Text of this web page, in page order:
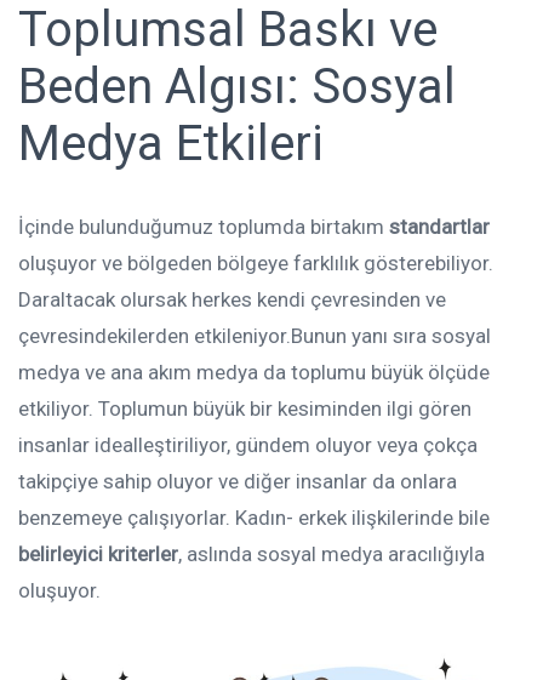
Toplumsal Baskı ve
Beden Algısı: Sosyal
Medya Etkileri
İçinde bulunduğumuz toplumda birtakım standartlar
oluşuyor ve bölgeden bölgeye farklılık gösterebiliyor.
Daraltacak olursak herkes kendi çevresinden ve
çevresindekilerden etkileniyor.Bunun yanı sıra sosyal
medya ve ana akım medya da toplumu büyük ölçüde
etkiliyor. Toplumun büyük bir kesiminden ilgi gören
insanlar idealleştiriliyor, gündem oluyor veya çokça
takipçiye sahip oluyor ve diğer insanlar da onlara
benzemeye çalışıyorlar. Kadın- erkek ilişkilerinde bile
belirleyici kriterler, aslında sosyal medya aracılığıyla
oluşuyor.